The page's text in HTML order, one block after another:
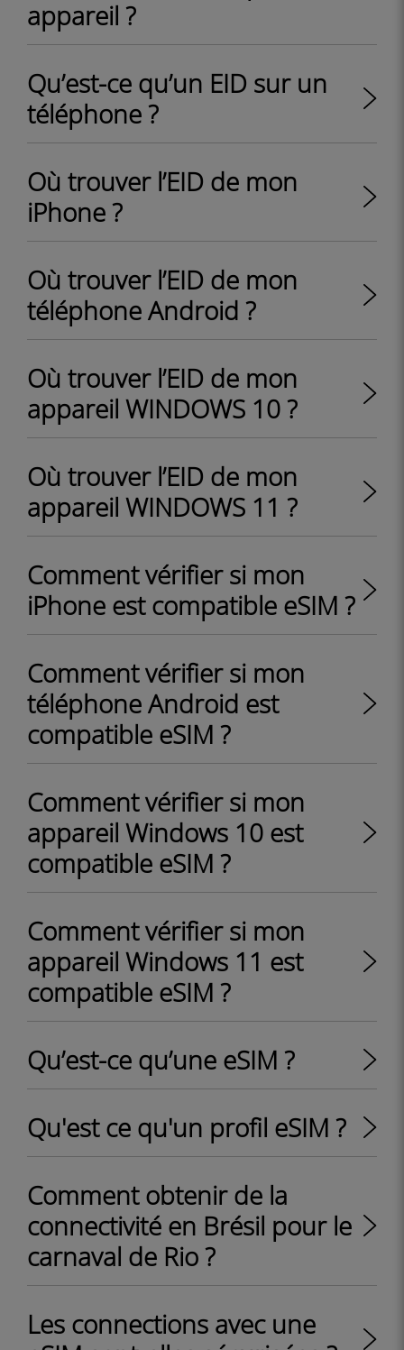
appareil ?
Qu’est-ce qu’un EID sur un
téléphone ?
Où trouver l’EID de mon
iPhone ?
Où trouver l’EID de mon
téléphone Android ?
Où trouver l’EID de mon
appareil WINDOWS 10 ?
Où trouver l’EID de mon
appareil WINDOWS 11 ?
Comment vérifier si mon
iPhone est compatible eSIM ?
Comment vérifier si mon
téléphone Android est
compatible eSIM ?
Comment vérifier si mon
appareil Windows 10 est
compatible eSIM ?
Comment vérifier si mon
appareil Windows 11 est
compatible eSIM ?
Qu’est-ce qu’une eSIM ?
Qu'est ce qu'un profil eSIM ?
Comment obtenir de la
connectivité en Brésil pour le
carnaval de Rio ?
Les connections avec une